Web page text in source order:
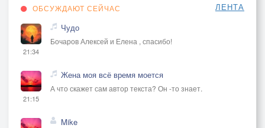
ОБСУЖДАЮТ СЕЙЧАС ЛЕНТА
21:34
Чудо
Бочаров Алексей и Елена , спасибо!
21:15
Жена моя всё время моется
А что скажет сам автор текста? Он -то знает.
Mike